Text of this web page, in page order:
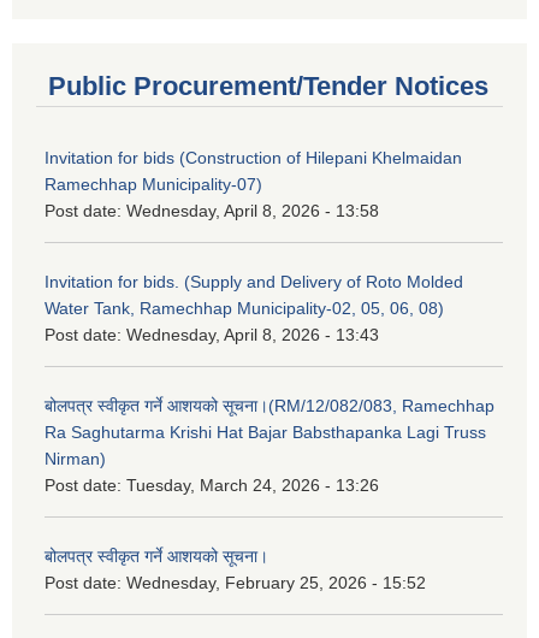
Public Procurement/Tender Notices
Invitation for bids (Construction of Hilepani Khelmaidan
Ramechhap Municipality-07)
Post date: Wednesday, April 8, 2026 - 13:58
Invitation for bids. (Supply and Delivery of Roto Molded
Water Tank, Ramechhap Municipality-02, 05, 06, 08)
Post date: Wednesday, April 8, 2026 - 13:43
बोलपत्र स्वीकृत गर्ने आशयको सूचना।(RM/12/082/083, Ramechhap
Ra Saghutarma Krishi Hat Bajar Babsthapanka Lagi Truss
Nirman)
Post date: Tuesday, March 24, 2026 - 13:26
बोलपत्र स्वीकृत गर्ने आशयको सूचना।
Post date: Wednesday, February 25, 2026 - 15:52